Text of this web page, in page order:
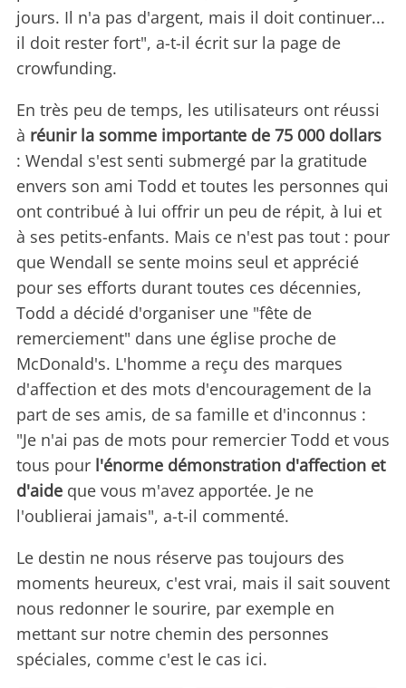
jours. Il n'a pas d'argent, mais il doit continuer...
il doit rester fort", a-t-il écrit sur la page de
crowfunding.
En très peu de temps, les utilisateurs ont réussi
à réunir la somme importante de 75 000 dollars
: Wendal s'est senti submergé par la gratitude
envers son ami Todd et toutes les personnes qui
ont contribué à lui offrir un peu de répit, à lui et
à ses petits-enfants. Mais ce n'est pas tout : pour
que Wendall se sente moins seul et apprécié
pour ses efforts durant toutes ces décennies,
Todd a décidé d'organiser une "fête de
remerciement" dans une église proche de
McDonald's. L'homme a reçu des marques
d'affection et des mots d'encouragement de la
part de ses amis, de sa famille et d'inconnus :
"Je n'ai pas de mots pour remercier Todd et vous
tous pour l'énorme démonstration d'affection et
d'aide que vous m'avez apportée. Je ne
l'oublierai jamais", a-t-il commenté.
Le destin ne nous réserve pas toujours des
moments heureux, c'est vrai, mais il sait souvent
nous redonner le sourire, par exemple en
mettant sur notre chemin des personnes
spéciales, comme c'est le cas ici.